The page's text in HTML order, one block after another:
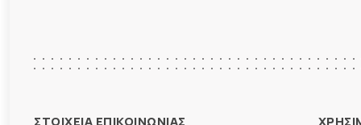
ΣΤΟΙΧΕΙΑ ΕΠΙΚΟΙΝΩΝΙΑΣ